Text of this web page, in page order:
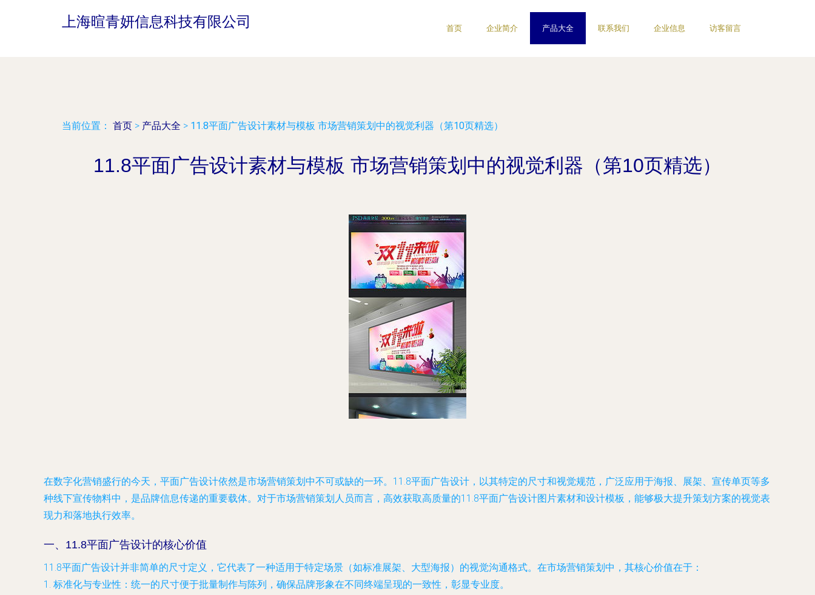
上海暄青妍信息科技有限公司 首页 企业简介 产品大全 联系我们 企业信息 访客留言
当前位置： 首页 > 产品大全 > 11.8平面广告设计素材与模板 市场营销策划中的视觉利器（第10页精选）
11.8平面广告设计素材与模板 市场营销策划中的视觉利器（第10页精选）
在数字化营销盛行的今天，平面广告设计依然是市场营销策划中不可或缺的一环。11.8平面广告设计，以其特定的尺寸和视觉规范，广泛应用于海报、展架、宣传单页等多
种线下宣传物料中，是品牌信息传递的重要载体。对于市场营销策划人员而言，高效获取高质量的11.8平面广告设计图片素材和设计模板，能够极大提升策划方案的视觉表
现力和落地执行效率。
一、11.8平面广告设计的核心价值
11.8平面广告设计并非简单的尺寸定义，它代表了一种适用于特定场景（如标准展架、大型海报）的视觉沟通格式。在市场营销策划中，其核心价值在于：
1. 标准化与专业性 ：统一的尺寸便于批量制作与陈列，确保品牌形象在不同终端呈现的一致性，彰显专业度。